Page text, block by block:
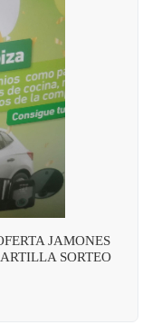
JAMONES
SORTEO